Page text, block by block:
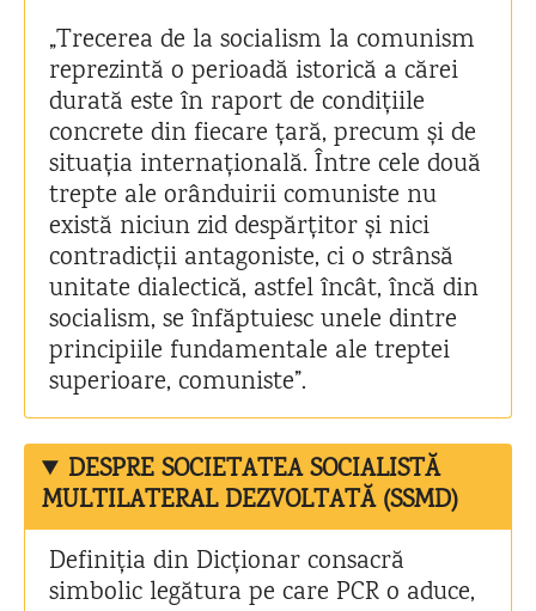
„Trecerea de la socialism la comunism
reprezintă o perioadă istorică a cărei
durată este în raport de condițiile
concrete din fiecare țară, precum și de
situația internațională. Între cele două
trepte ale orânduirii comuniste nu
există niciun zid despărțitor și nici
contradicții antagoniste, ci o strânsă
unitate dialectică, astfel încât, încă din
socialism, se înfăptuiesc unele dintre
principiile fundamentale ale treptei
superioare, comuniste”.
DESPRE SOCIETATEA SOCIALISTĂ
MULTILATERAL DEZVOLTATĂ (SSMD)
Definiția din Dicționar consacră
simbolic legătura pe care PCR o aduce,